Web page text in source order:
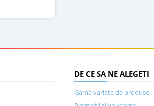
DE CE SA NE ALEGETI
Gama variata de produse